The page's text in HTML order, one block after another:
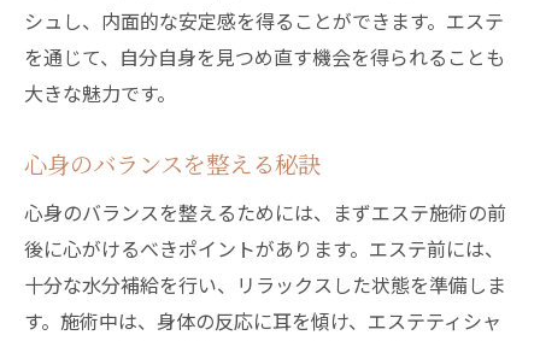
シュし、内面的な安定感を得ることができます。エステ
を通じて、自分自身を見つめ直す機会を得られることも
大きな魅力です。
心身のバランスを整える秘訣
心身のバランスを整えるためには、まずエステ施術の前
後に心がけるべきポイントがあります。エステ前には、
十分な水分補給を行い、リラックスした状態を準備しま
す。施術中は、身体の反応に耳を傾け、エステティシャ